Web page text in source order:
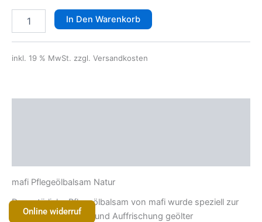
In Den Warenkorb
inkl. 19 % MwSt. zzgl. Versandkosten
mafi Pflegeölbalsam Natur
Der natürliche Pflegeölbalsam von mafi wurde speziell zur
regelmäßigen Pflege und Auffrischung geölter
Online widerruf